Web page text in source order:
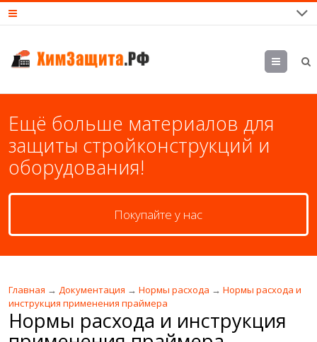
Ещё больше материалов для
защиты стройконструкций и
оборудования!
Покупайте у нас
Главная → Документация →Нормы расхода →Нормы расхода и
инструкция применения праймера
Нормы расхода и инструкция